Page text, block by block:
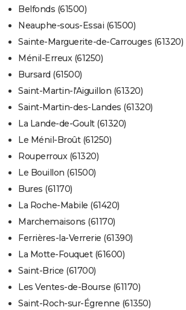
Belfonds (61500)
Neauphe-sous-Essai (61500)
Sainte-Marguerite-de-Carrouges (61320)
Ménil-Erreux (61250)
Bursard (61500)
Saint-Martin-l'Aiguillon (61320)
Saint-Martin-des-Landes (61320)
La Lande-de-Goult (61320)
Le Ménil-Broût (61250)
Rouperroux (61320)
Le Bouillon (61500)
Bures (61170)
La Roche-Mabile (61420)
Marchemaisons (61170)
Ferrières-la-Verrerie (61390)
La Motte-Fouquet (61600)
Saint-Brice (61700)
Les Ventes-de-Bourse (61170)
Saint-Roch-sur-Égrenne (61350)